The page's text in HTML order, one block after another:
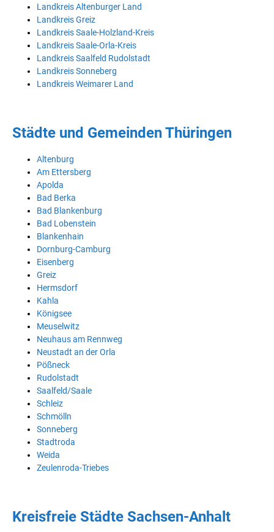
Landkreis Altenburger Land
Landkreis Greiz
Landkreis Saale-Holzland-Kreis
Landkreis Saale-Orla-Kreis
Landkreis Saalfeld Rudolstadt
Landkreis Sonneberg
Landkreis Weimarer Land
Städte und Gemeinden Thüringen
Altenburg
Am Ettersberg
Apolda
Bad Berka
Bad Blankenburg
Bad Lobenstein
Blankenhain
Dornburg-Camburg
Eisenberg
Greiz
Hermsdorf
Kahla
Königsee
Meuselwitz
Neuhaus am Rennweg
Neustadt an der Orla
Pößneck
Rudolstadt
Saalfeld/Saale
Schleiz
Schmölln
Sonneberg
Stadtroda
Weida
Zeulenroda-Triebes
Kreisfreie Städte Sachsen-Anhalt